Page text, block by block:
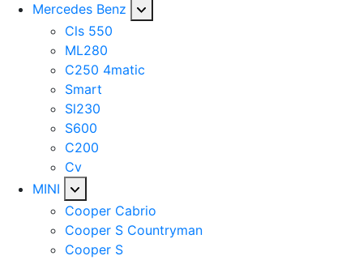
Mercedes Benz
Cls 550
ML280
C250 4matic
Smart
Sl230
S600
C200
Cv
MINI
Cooper Cabrio
Cooper S Countryman
Cooper S